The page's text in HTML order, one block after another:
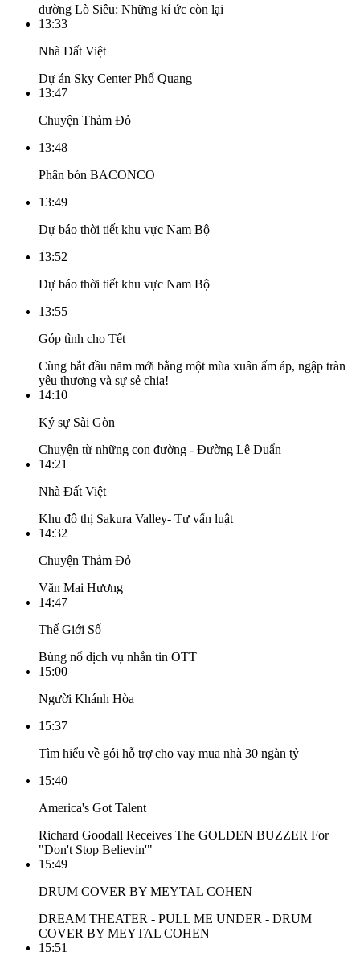
đường Lò Siêu: Những kí ức còn lại
13:33
Nhà Đất Việt
Dự án Sky Center Phổ Quang
13:47
Chuyện Thảm Đỏ
13:48
Phân bón BACONCO
13:49
Dự báo thời tiết khu vực Nam Bộ
13:52
Dự báo thời tiết khu vực Nam Bộ
13:55
Góp tình cho Tết
Cùng bắt đầu năm mới bằng một mùa xuân ấm áp, ngập tràn
yêu thương và sự sẻ chia!
14:10
Ký sự Sài Gòn
Chuyện từ những con đường - Đường Lê Duẩn
14:21
Nhà Đất Việt
Khu đô thị Sakura Valley- Tư vấn luật
14:32
Chuyện Thảm Đỏ
Văn Mai Hương
14:47
Thế Giới Số
Bùng nổ dịch vụ nhắn tin OTT
15:00
Người Khánh Hòa
15:37
Tìm hiểu về gói hỗ trợ cho vay mua nhà 30 ngàn tỷ
15:40
America's Got Talent
Richard Goodall Receives The GOLDEN BUZZER For
"Don't Stop Believin'"
15:49
DRUM COVER BY MEYTAL COHEN
DREAM THEATER - PULL ME UNDER - DRUM
COVER BY MEYTAL COHEN
15:51